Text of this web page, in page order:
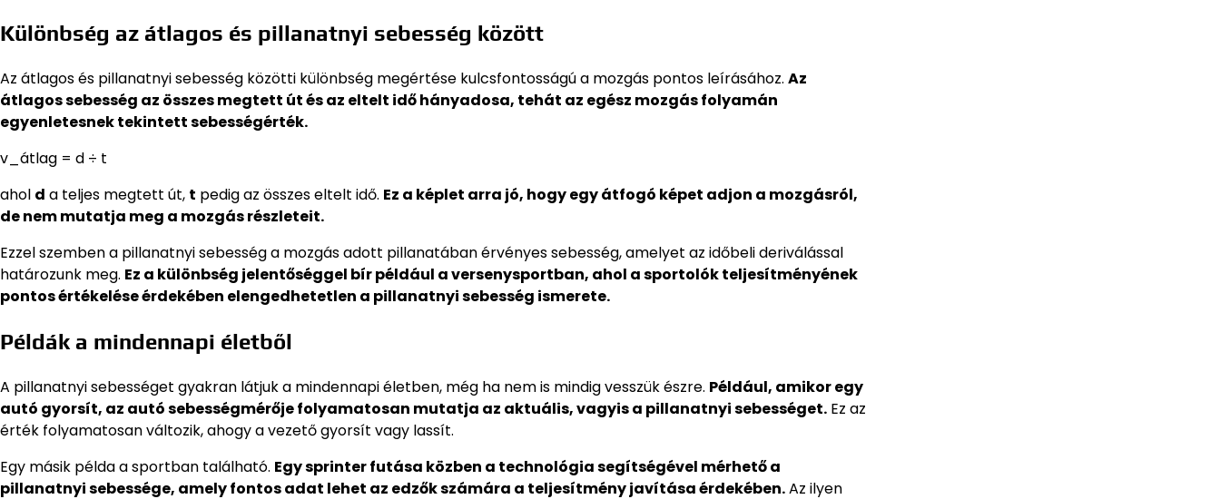
Különbség az átlagos és pillanatnyi sebesség között
Az átlagos és pillanatnyi sebesség közötti különbség megértése kulcsfontosságú a mozgás pontos leírásához. Az
átlagos sebesség az összes megtett út és az eltelt idő hányadosa, tehát az egész mozgás folyamán
egyenletesnek tekintett sebességérték.
v_átlag = d ÷ t
ahol d a teljes megtett út, t pedig az összes eltelt idő. Ez a képlet arra jó, hogy egy átfogó képet adjon a mozgásról,
de nem mutatja meg a mozgás részleteit.
Ezzel szemben a pillanatnyi sebesség a mozgás adott pillanatában érvényes sebesség, amelyet az időbeli deriválással
határozunk meg. Ez a különbség jelentőséggel bír például a versenysportban, ahol a sportolók teljesítményének
pontos értékelése érdekében elengedhetetlen a pillanatnyi sebesség ismerete.
Példák a mindennapi életből
A pillanatnyi sebességet gyakran látjuk a mindennapi életben, még ha nem is mindig vesszük észre. Például, amikor egy
autó gyorsít, az autó sebességmérője folyamatosan mutatja az aktuális, vagyis a pillanatnyi sebességet. Ez az
érték folyamatosan változik, ahogy a vezető gyorsít vagy lassít.
Egy másik példa a sportban található. Egy sprinter futása közben a technológia segítségével mérhető a
pillanatnyi sebessége, amely fontos adat lehet az edzők számára a teljesítmény javítása érdekében.Az ilyen